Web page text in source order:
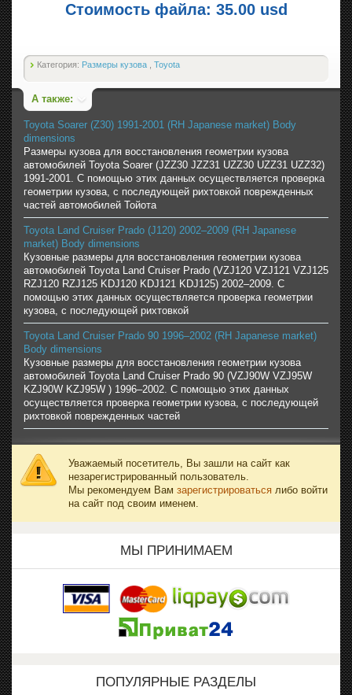
Стоимость файла: 35.00 usd
Категория: Размеры кузова Toyota
А также:
Toyota Soarer (Z30) 1991-2001 (RH Japanese market) Body
dimensions
Размеры кузова для восстановления геометрии кузова
автомобилей Toyota Soarer (JZZ30 JZZ31 UZZ30 UZZ31 UZZ32)
1991-2001. С помощью этих данных осуществляется проверка
геометрии кузова, с последующей рихтовкой поврежденных
частей автомобилей Тойота
Toyota Land Cruiser Prado (J120) 2002–2009 (RH Japanese
market) Body dimensions
Кузовные размеры для восстановления геометрии кузова
автомобилей Toyota Land Cruiser Prado (VZJ120 VZJ121 VZJ125
RZJ120 RZJ125 KDJ120 KDJ121 KDJ125) 2002–2009. С
помощью этих данных осуществляется проверка геометрии
кузова, с последующей рихтовкой
Toyota Land Cruiser Prado 90 1996–2002 (RH Japanese market)
Body dimensions
Кузовные размеры для восстановления геометрии кузова
автомобилей Toyota Land Cruiser Prado 90 (VZJ90W VZJ95W
KZJ90W KZJ95W ) 1996–2002. С помощью этих данных
осуществляется проверка геометрии кузова, с последующей
рихтовкой поврежденных частей
Уважаемый посетитель, Вы зашли на сайт как
незарегистрированный пользователь.
Мы рекомендуем Вам зарегистрироваться либо войти
на сайт под своим именем.
МЫ ПРИНИМАЕМ
ПОПУЛЯРНЫЕ РАЗДЕЛЫ